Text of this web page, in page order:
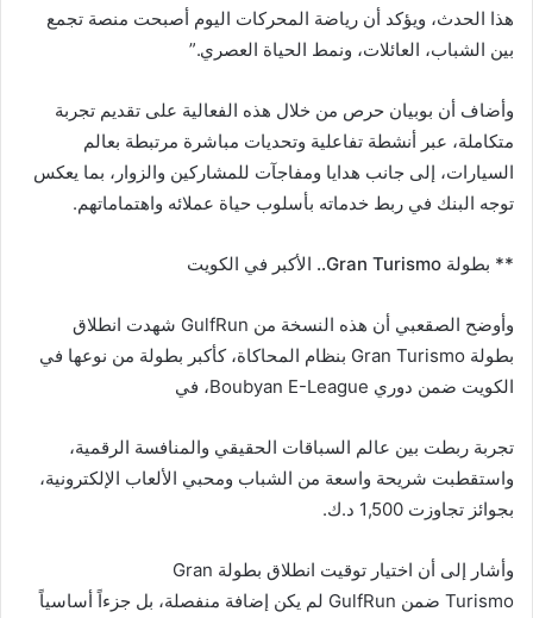
هذا الحدث، ويؤكد أن رياضة المحركات اليوم أصبحت منصة تجمع
بين الشباب، العائلات، ونمط الحياة العصري.”
وأضاف أن بوبيان حرص من خلال هذه الفعالية على تقديم تجربة
متكاملة، عبر أنشطة تفاعلية وتحديات مباشرة مرتبطة بعالم
السيارات، إلى جانب هدايا ومفاجآت للمشاركين والزوار، بما يعكس
توجه البنك في ربط خدماته بأسلوب حياة عملائه واهتماماتهم.
** بطولة Gran Turismo.. الأكبر في الكويت
وأوضح الصقعبي أن هذه النسخة من GulfRun شهدت انطلاق
بطولة Gran Turismo بنظام المحاكاة، كأكبر بطولة من نوعها في
الكويت ضمن دوري Boubyan E-League، في
تجربة ربطت بين عالم السباقات الحقيقي والمنافسة الرقمية،
واستقطبت شريحة واسعة من الشباب ومحبي الألعاب الإلكترونية،
بجوائز تجاوزت 1,500 د.ك.
وأشار إلى أن اختيار توقيت انطلاق بطولة Gran
Turismo ضمن GulfRun لم يكن إضافة منفصلة، بل جزءاً أساسياً